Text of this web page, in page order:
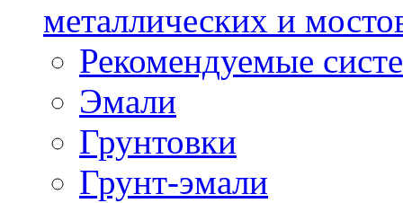
металлических и
Рекомендуемые
Эмали
Грунтовки
Грунт-эмали